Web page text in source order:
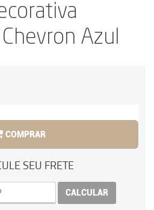
Azul
COMPRAR
SEU FRETE
CALCULAR